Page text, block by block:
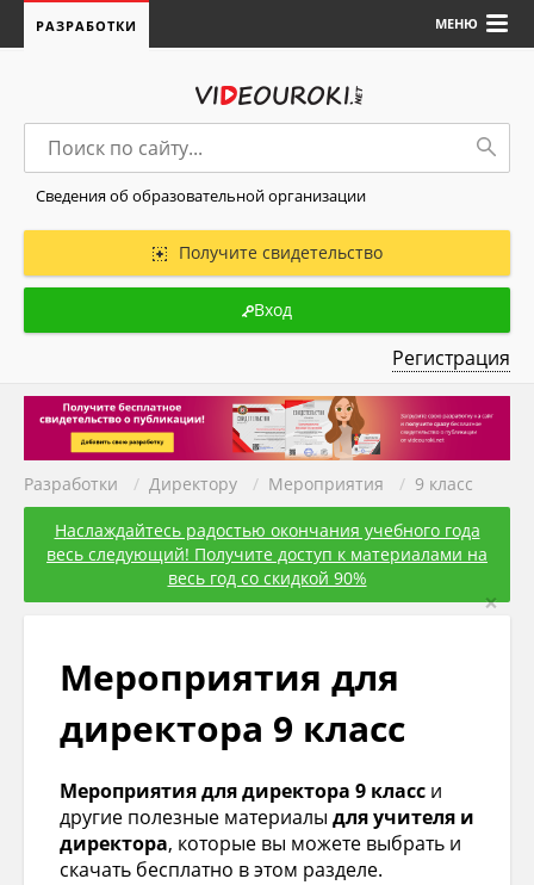
МЕНЮ
РАЗРАБОТКИ
Сведения об образовательной организации
Получите свидетельство
Вход
Регистрация
Разработки / Директору / Мероприятия / 9 класс
Наслаждайтесь радостью окончания учебного года
весь следующий! Получите доступ к материалами на
весь год со скидкой 90%
×
Мероприятия для
директора 9 класс
Мероприятия для директора 9 класс и
другие полезные материалы для учителя и
директора, которые вы можете выбрать и
скачать бесплатно в этом разделе.